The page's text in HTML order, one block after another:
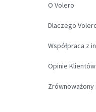
O Volero
Dlaczego
Współpraca z
Opinie Klientów